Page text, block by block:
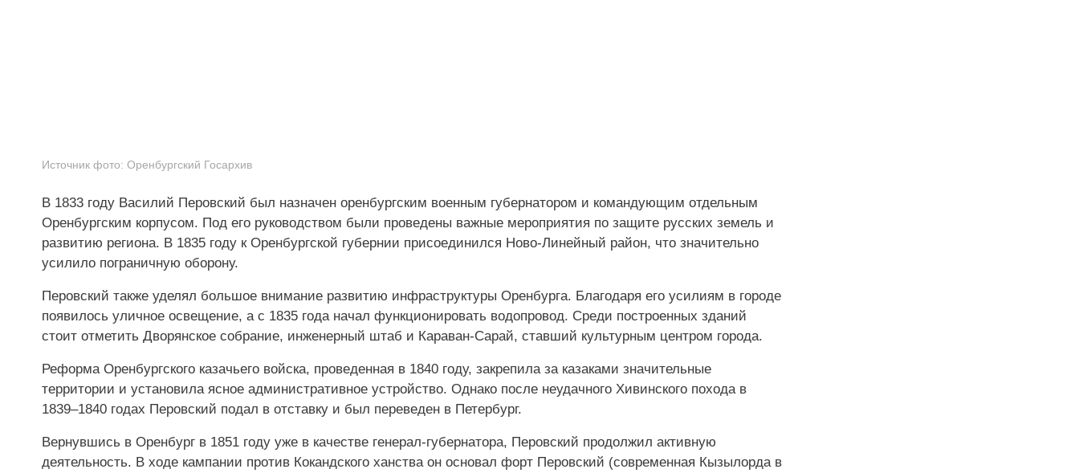
Источник фото: Оренбургский Госархив
В 1833 году Василий Перовский был назначен оренбургским военным губернатором и командующим отдельным
Оренбургским корпусом. Под его руководством были проведены важные мероприятия по защите русских земель и
развитию региона. В 1835 году к Оренбургской губернии присоединился Ново-Линейный район, что значительно
усилило пограничную оборону.
Перовский также уделял большое внимание развитию инфраструктуры Оренбурга. Благодаря его усилиям в городе
появилось уличное освещение, а с 1835 года начал функционировать водопровод. Среди построенных зданий
стоит отметить Дворянское собрание, инженерный штаб и Караван-Сарай, ставший культурным центром города.
Реформа Оренбургского казачьего войска, проведенная в 1840 году, закрепила за казаками значительные
территории и установила ясное административное устройство. Однако после неудачного Хивинского похода в
1839–1840 годах Перовский подал в отставку и был переведен в Петербург.
Вернувшись в Оренбург в 1851 году уже в качестве генерал-губернатора, Перовский продолжил активную
деятельность. В ходе кампании против Кокандского ханства он основал форт Перовский (современная Кызылорда в